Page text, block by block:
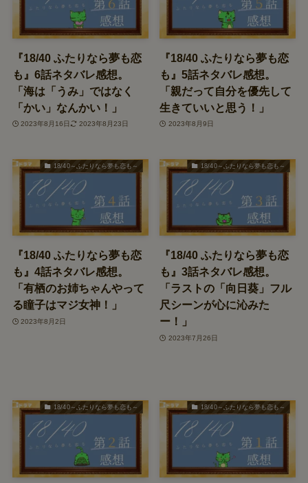
『18/40 ふたりなら夢も恋
も』6話ネタバレ感想。
「海は「うみ」ではなく
「かい」なんかい！」
2023年8月16日 2023年8月23日
『18/40 ふたりなら夢も恋
も』5話ネタバレ感想。
「親だって自分を優先して
生きていいと思う！」
2023年8月9日
18/40～ふたりなら夢も恋も～
『18/40 ふたりなら夢も恋
も』4話ネタバレ感想。
「有栖のお姉ちゃんやって
る瞳子はマジ女神！」
2023年8月2日
18/40～ふたりなら夢も恋も～
『18/40 ふたりなら夢も恋
も』3話ネタバレ感想。
「ラストの「向日葵」フル
尺シーンが心に沁みた
ー！」
2023年7月26日
18/40～ふたりなら夢も恋も～ 18/40～ふたりなら夢も恋も～